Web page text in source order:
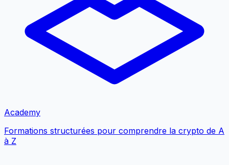
Academy
Formations structurées pour comprendre la crypto de A
à Z